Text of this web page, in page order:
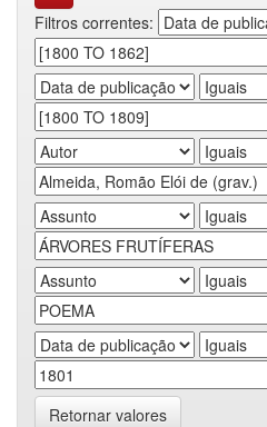
Filtros correntes:
Retornar valores